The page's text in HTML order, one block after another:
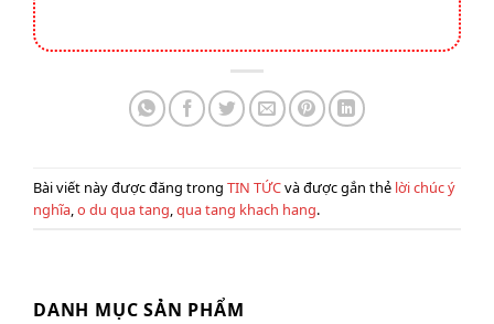
Bài viết này được đăng trong TIN TỨCvà được gắn thẻ lời chúc ý
nghĩa,o du qua tang,qua tang khach hang.
DANH MỤC SẢN PHẨM